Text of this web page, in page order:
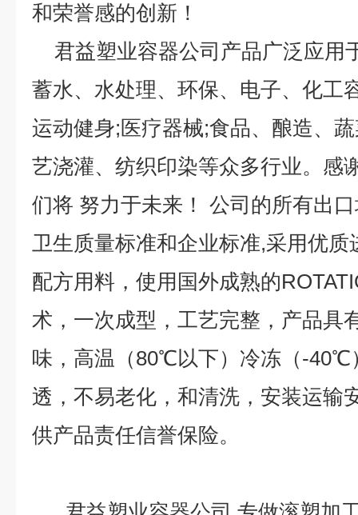
和荣誉感的创新！
君益塑业容器公司产品广泛应用
蓄水、水处理、环保、电子、化工
运动健身;医疗器械;食品、酿造、
艺浇灌、纺织印染等众多行业。感
们将 努力于未来！ 公司的所有出
卫生质量标准和企业标准,采用优
配方用料，使用国外成熟的
术，一次成型，工艺完整，产品具
味，高温（80℃以下）冷冻（-40℃
透，不易老化，和清洗，安装运输
供产品责任信誉保险。